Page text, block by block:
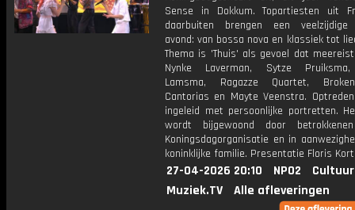
Sense in Dokkum. Topartiesten uit
daarbuiten brengen een veelzijdige
avond: van bossa nova en klassiek tot
Thema is 'Thuis' als gevoel dat
Nynke Laverman, Sytze
Lamsma, Ragazze Quartet,
Cantorias en Mayte Veenstra.
ingeleid met persoonlijke portretten.
wordt bijgewoond door
Koningsdagorganisatie en in
koninklijke familie. Presentatie Floris
27-04-2026 20:10 NPO2
Muziek.TV
Alle afleveringen